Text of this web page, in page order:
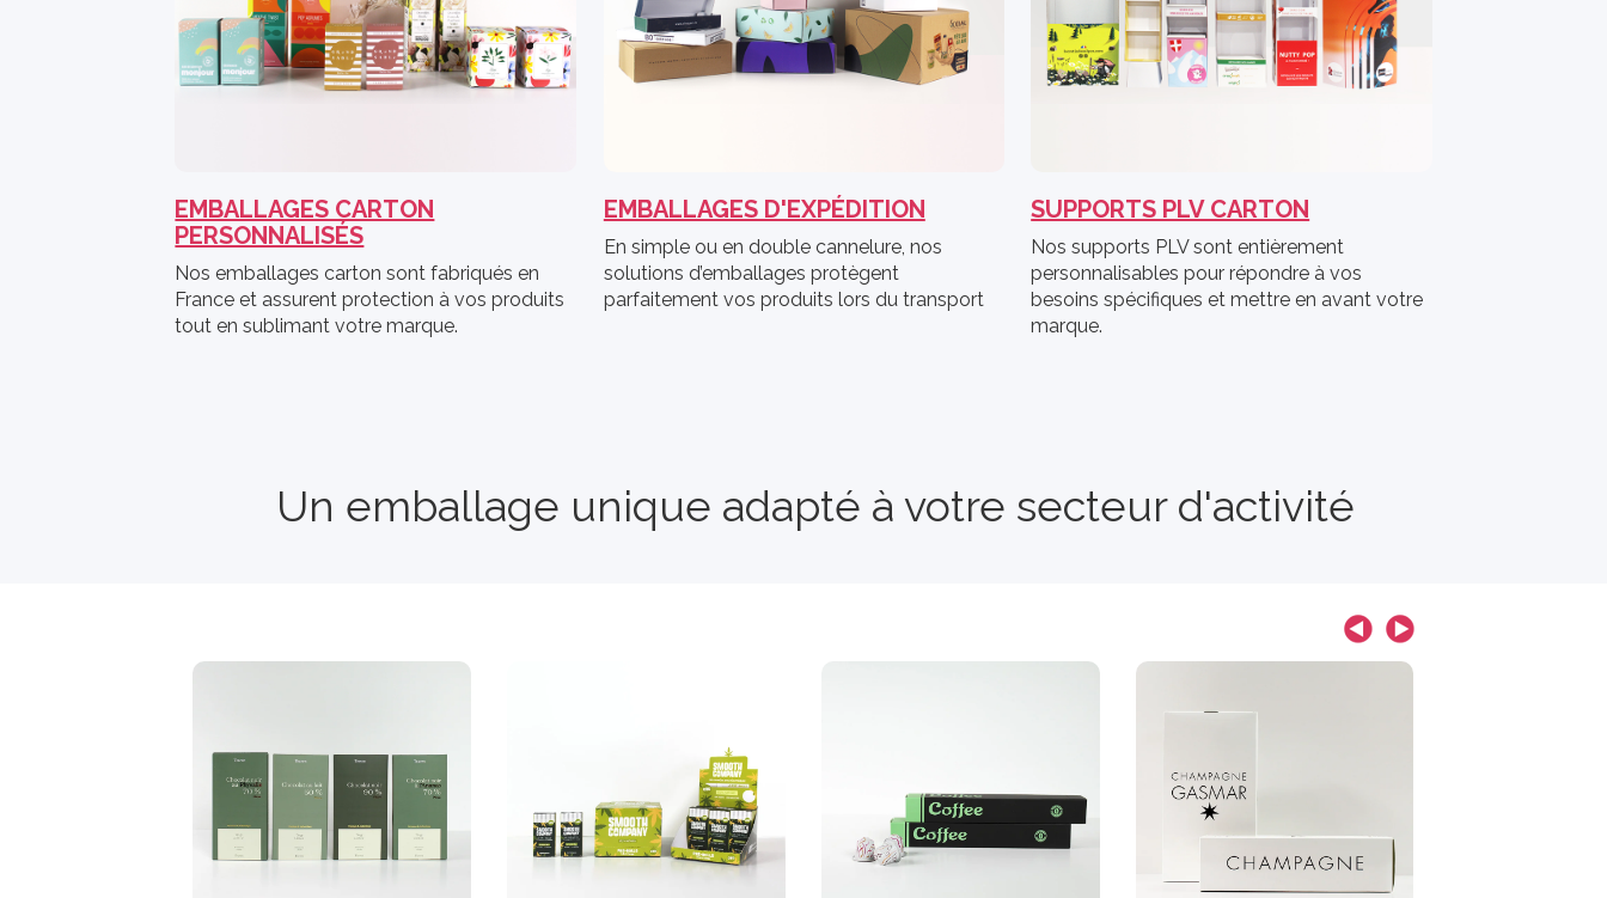
EMBALLAGES CARTON
PERSONNALISÉS
Nos emballages carton sont fabriqués en
France et assurent protection à vos produits
tout en sublimant votre marque.
EMBALLAGES D'EXPÉDITION
En simple ou en double cannelure, nos
solutions d’emballages protègent
parfaitement vos produits lors du transport
SUPPORTS PLV CARTON
Nos supports PLV sont entièrement
personnalisables pour répondre à vos
besoins spécifiques et mettre en avant votre
marque.
Un emballage unique adapté à votre secteur d'activité